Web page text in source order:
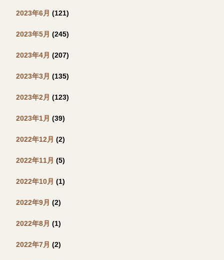
2023年6月 (121)
2023年5月 (245)
2023年4月 (207)
2023年3月 (135)
2023年2月 (123)
2023年1月 (39)
2022年12月 (2)
2022年11月 (5)
2022年10月 (1)
2022年9月 (2)
2022年8月 (1)
2022年7月 (2)